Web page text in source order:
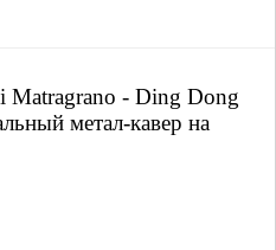
Matragrano - Ding Dong
метал-кавер на